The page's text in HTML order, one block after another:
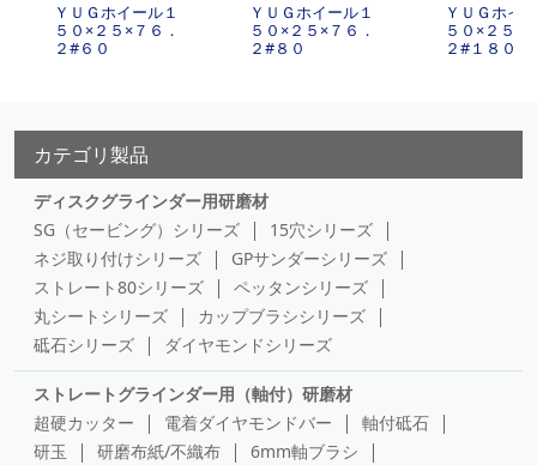
ＹＵＧホイール１
５０×２５×７６．
２#６０
ＹＵＧホイール１
５０×２５×７６．
２#８０
ＹＵＧホイ
５０×２５×
２#１８０
カテゴリ製品
ディスクグラインダー用研磨材
SG（セービング）シリーズ
15穴シリーズ
ネジ取り付けシリーズ
GPサンダーシリーズ
ストレート80シリーズ
ペッタンシリーズ
丸シートシリーズ
カップブラシシリーズ
砥石シリーズ
ダイヤモンドシリーズ
ストレートグラインダー用（軸付）研磨材
超硬カッター
電着ダイヤモンドバー
軸付砥石
研玉
研磨布紙/不織布
6mm軸ブラシ